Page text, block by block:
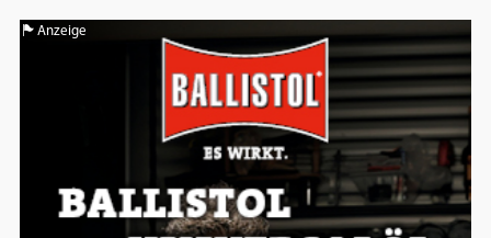
Anzeige YouTube
Anbieter: